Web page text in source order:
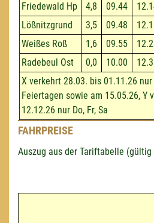
Friedewald Hp
4,8 09.44
Lößnitzgrund
3,5 09.48
Weißes Roß
1,6 09.55
Radebeul Ost
0,0 10.00
X verkehrt 28.03. bis 01.11.26 nur
Feiertagen sowie am 15.05.26, Y
12.12.26 nur Do, Fr, Sa
FAHRPREISE
Auszug aus der Tariftabelle (gültig